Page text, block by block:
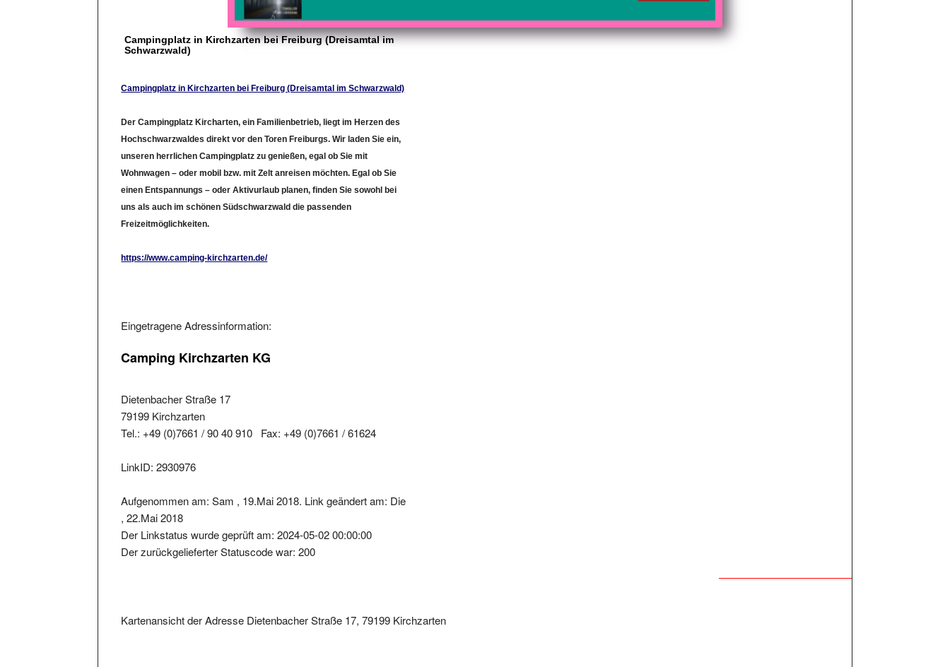
Campingplatz in Kirchzarten bei Freiburg (Dreisamtal im
Schwarzwald)
Campingplatz in Kirchzarten bei Freiburg (Dreisamtal im Schwarzwald)
Der Campingplatz Kircharten, ein Familienbetrieb, liegt im Herzen des
Hochschwarzwaldes direkt vor den Toren Freiburgs. Wir laden Sie ein,
unseren herrlichen Campingplatz zu genießen, egal ob Sie mit
Wohnwagen – oder mobil bzw. mit Zelt anreisen möchten. Egal ob Sie
einen Entspannungs – oder Aktivurlaub planen, finden Sie sowohl bei
uns als auch im schönen Südschwarzwald die passenden
Freizeitmöglichkeiten.
https://www.camping-kirchzarten.de/
Eingetragene Adressinformation:
Camping Kirchzarten KG
Dietenbacher Straße 17
79199 Kirchzarten
Tel.: +49 (0)7661 / 90 40 910 Fax: +49 (0)7661 / 61624
LinkID: 2930976
Aufgenommen am: Sam , 19.Mai 2018. Link geändert am: Die
, 22.Mai 2018
Der Linkstatus wurde geprüft am: 2024-05-02 00:00:00
Der zurückgelieferter Statuscode war: 200
Kartenansicht der Adresse Dietenbacher Straße 17, 79199 Kirchzarten